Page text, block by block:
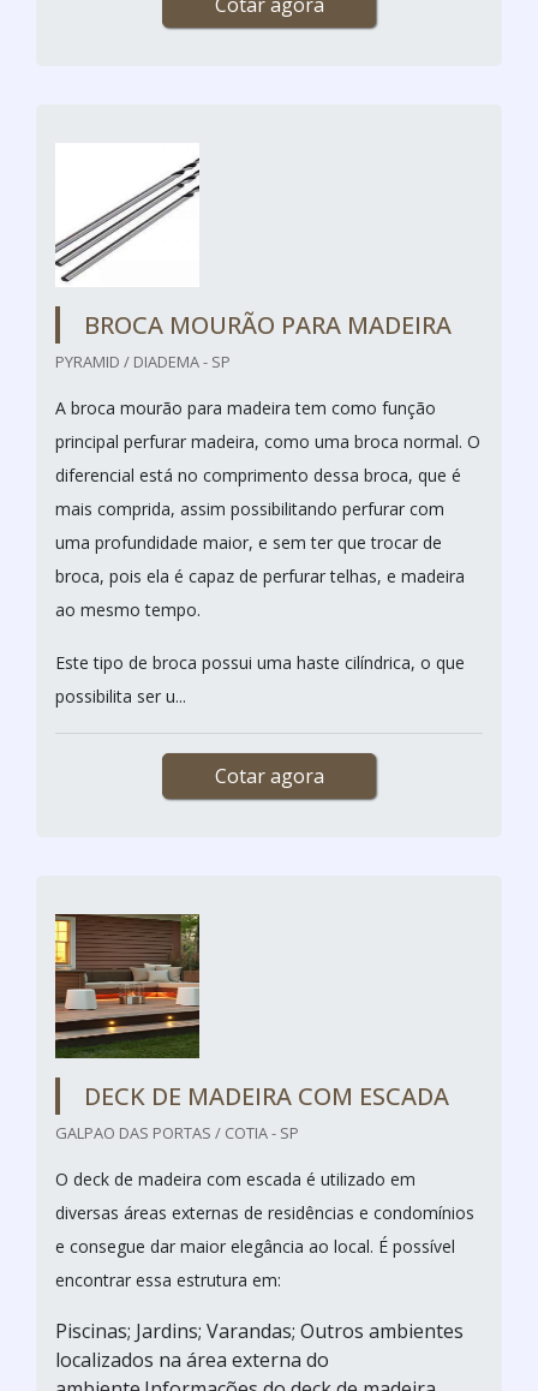
BROCA MOURÃO PARA MADEIRA
PYRAMID / DIADEMA - SP
A broca mourão para madeira tem como função
principal perfurar madeira, como uma broca normal. O
diferencial está no comprimento dessa broca, que é
mais comprida, assim possibilitando perfurar com
uma profundidade maior, e sem ter que trocar de
broca, pois ela é capaz de perfurar telhas, e madeira
ao mesmo tempo.
Este tipo de broca possui uma haste cilíndrica, o que
possibilita ser u...
Cotar agora
DECK DE MADEIRA COM ESCADA
GALPAO DAS PORTAS / COTIA - SP
O deck de madeira com escada é utilizado em
diversas áreas externas de residências e condomínios
e consegue dar maior elegância ao local. É possível
encontrar essa estrutura em:
Piscinas; Jardins; Varandas; Outros ambientes
localizados na área externa do